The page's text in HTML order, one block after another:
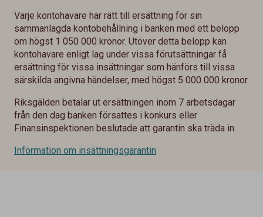
Varje kontohavare har rätt till ersättning för sin
sammanlagda kontobehållning i banken med ett belopp
om högst 1 050 000 kronor. Utöver detta belopp kan
kontohavare enligt lag under vissa förutsättningar få
ersättning för vissa insättningar som hänförs till vissa
särskilda angivna händelser, med högst 5 000 000 kronor.
Riksgälden betalar ut ersättningen inom 7 arbetsdagar
från den dag banken försattes i konkurs eller
Finansinspektionen beslutade att garantin ska träda in.
Information om insättningsgarantin